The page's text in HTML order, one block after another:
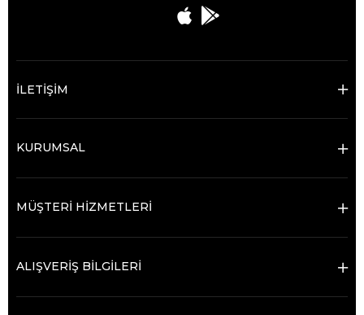
İLETİŞİM
KURUMSAL
MÜŞTERİ HİZMETLERİ
ALIŞVERİŞ BİLGİLERİ